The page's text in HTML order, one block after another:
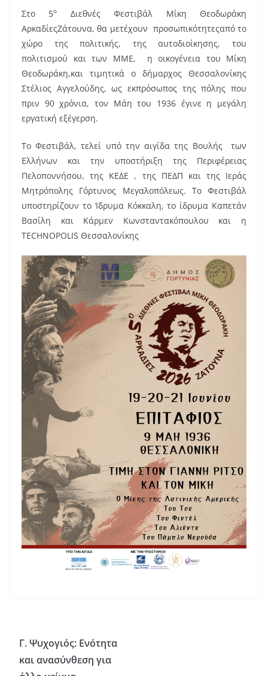
Στο 5ο
Διεθνές Φεστιβάλ Μίκη Θεοδωράκη
ΑρκαδίεςΖάτουνα, θα μετέχουν προσωπικότητεςαπό το
χώρο της πολιτικής, της αυτοδιοίκησης, του
πολιτισμού και των ΜΜΕ, η οικογένεια του Μίκη
Θεοδωράκη,και τιμητικά ο δήμαρχος Θεσσαλονίκης
Στέλιος Αγγελούδης, ως εκπρόσωπος της πόλης που
πριν 90 χρόνια, τον Μάη του 1936 έγινε η μεγάλη
εργατική εξέγερση.
Το Φεστιβάλ, τελεί υπό την αιγίδα της Βουλής των
Ελλήνων και την υποστήριξη της Περιφέρειας
Πελοποννήσου, της ΚΕΔΕ , της ΠΕΔΠ και της Ιεράς
Μητρόπολης Γόρτυνος Μεγαλοπόλεως. Το Φεστιβάλ
υποστηρίζουν το Ίδρυμα Κόκκαλη, το ίδρυμα Καπετάν
Βασίλη και Κάρμεν Κωνσταντακόπουλου και η
TECHNOPOLIS Θεσσαλονίκης
Γ. Ψυχογιός: Ενότητα
και ανασύνθεση για